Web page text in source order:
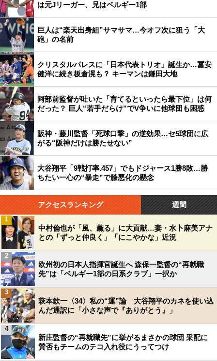
は元Jリーガー、兄はベルギー1部
巨人は“楽天出身組”サマサマ…今オフ次に狙う「大
砲」の名前
クリスタルパレスに「日本代表トリオ」誕生か…冨安
健洋に続き板倉滉も？ キーマンは鎌田大地
阿部前監督が吐いた「育てるといったら最下位」は何
だった？ 巨人“若手だらけ”でV争いに他球団も困惑
阪神・藤川監督「死球口撃」の逆効果…セ5球団に広
がる“阪神だけは勝たせない”
大谷翔平「9戦打率.457」でもドジャース1勝8敗…勝
ちたい一心の“暴走”で膝悪化の懸念
アクセスランキング 週間
中村倫也が「風、薫る」に大貢献…妻・水卜麻美アナ
との「ずっと仲良く」「にこやかな」近況
1
欧州初の日本人指揮官誕生へ 森保一監督の“再就職
先”は「ベルギー1部の日系クラブ」一択か
2
萩本欽一〈34〉私の“運”論 大谷翔平のカネを使い込
んだ通訳に「小さな声で『ありがとう』」
3
新庄監督の“再就職先”に挙がるまさかの球団 采配に
賛否もチームのテコ入れ役にうってつけ
4